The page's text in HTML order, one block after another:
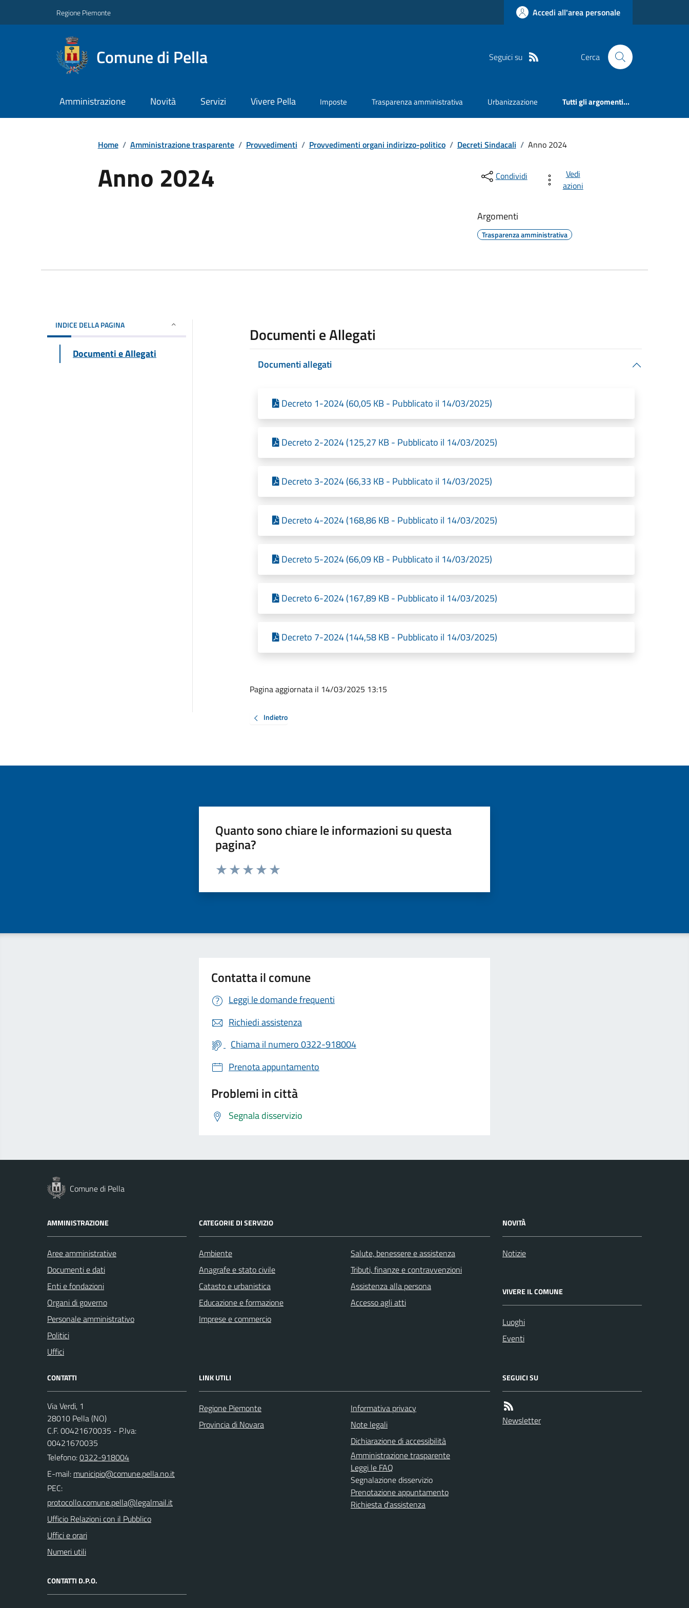
Regione Piemonte Accedi all'area personale
Comune di Pella Seguici su Cerca
Amministrazione Novità Servizi Vivere Pella Imposte Trasparenza amministrativa Urbanizzazione Tutti gli argomenti...
Home / Amministrazione trasparente / Provvedimenti / Provvedimenti organi indirizzo-politico / Decreti Sindacali / Anno 2024
Anno 2024 Condividi
Vedi
azioni
Argomenti
Trasparenza amministrativa
INDICE DELLA PAGINA
Documenti e Allegati
Documenti e Allegati
Documenti allegati
Decreto 1-2024 (60,05 KB - Pubblicato il 14/03/2025)
Decreto 2-2024 (125,27 KB - Pubblicato il 14/03/2025)
Decreto 3-2024 (66,33 KB - Pubblicato il 14/03/2025)
Decreto 4-2024 (168,86 KB - Pubblicato il 14/03/2025)
Decreto 5-2024 (66,09 KB - Pubblicato il 14/03/2025)
Decreto 6-2024 (167,89 KB - Pubblicato il 14/03/2025)
Decreto 7-2024 (144,58 KB - Pubblicato il 14/03/2025)
Pagina aggiornata il 14/03/2025 13:15
Indietro
Quanto sono chiare le informazioni su questa
pagina?
Valuta da 1 a 5 stelle la pagina
Contatta il comune
Leggi le domande frequenti
Richiedi assistenza
Chiama il numero 0322-918004
Prenota appuntamento
Problemi in città
Segnala disservizio
Comune di Pella
AMMINISTRAZIONE
Aree amministrative
Documenti e dati
Enti e fondazioni
Organi di governo
Personale amministrativo
Politici
Uffici
CATEGORIE DI SERVIZIO
Ambiente
Anagrafe e stato civile
Catasto e urbanistica
Educazione e formazione
Imprese e commercio
Salute, benessere e assistenza
Tributi, finanze e contravvenzioni
Assistenza alla persona
Accesso agli atti
NOVITÀ
Notizie
VIVERE IL COMUNE
Luoghi
Eventi
CONTATTI
Via Verdi, 1
28010 Pella (NO)
C.F. 00421670035 - P.Iva:
00421670035
Telefono:0322-918004
E-mail:
PEC:
Ufficio Relazioni con il Pubblico
Uffici e orari
Numeri utili
CONTATTI D.P.O.
LINK UTILI
Regione Piemonte
Provincia di Novara
Informativa privacy
Note legali
Dichiarazione di accessibilità
Amministrazione trasparente
Leggi le FAQ
Segnalazione disservizio
Prenotazione appuntamento
Richiesta d'assistenza
SEGUICI SU
Newsletter